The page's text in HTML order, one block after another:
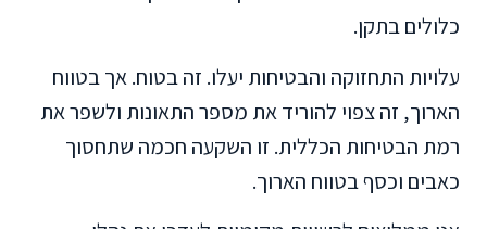
כלולים בתקן.
עלויות התחזוקה והבטיחות יעלו. זה בטוח. אך בטווח
הארוך, זה צפוי להוריד את מספר התאונות ולשפר את
רמת הבטיחות הכללית. זו השקעה חכמה שתחסוך
כאבים וכסף בטווח הארוך.